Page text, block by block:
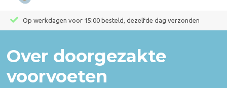
Op werkdagen voor 15:00 besteld, dezelfde dag verzonden
Over doorgezakte
voorvoeten